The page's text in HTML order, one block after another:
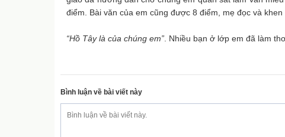
điểm. Bài văn của em cũng được 8 điểm, mẹ đọc và khen
“Hồ Tây là của chúng em” . Nhiều bạn ở lớp em đã làm
Bình luận về bài viết này